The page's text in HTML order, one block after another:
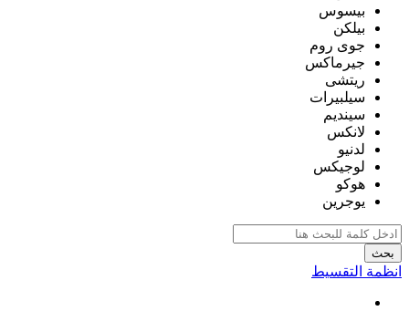
بيسوس
بيلكن
جوى روم
جيرماكس
ريتشى
سيلبيرات
سينديم
لانكس
لدنيو
لوجيكس
هوكو
يوجرين
بحث
انظمة التقسيط